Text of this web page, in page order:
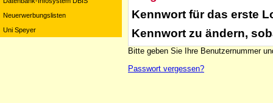
Neuerwerbungslisten
Uni Speyer
Kennwort für das erste
Kennwort zu ändern,
Bitte geben Sie Ihre Benutzernummer
Passwort vergessen?